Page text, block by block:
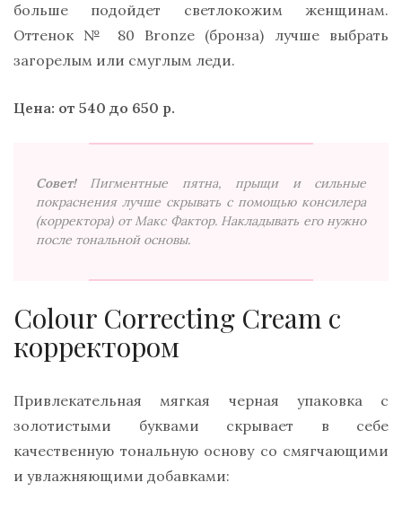
больше подойдет светлокожим женщинам.
Оттенок № 80 Bronze (бронза) лучше выбрать
загорелым или смуглым леди.
Цена: от 540 до 650 р.
Совет!
Пигментные пятна, прыщи и сильные
покраснения лучше скрывать с помощью консилера
(корректора) от Макс Фактор. Накладывать его нужно
после тональной основы.
Colour Correcting Cream с
корректором
Привлекательная мягкая черная упаковка с
золотистыми буквами скрывает в себе
качественную тональную основу со смягчающими
и увлажняющими добавками: